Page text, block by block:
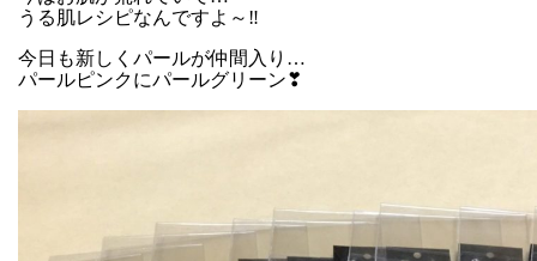
うる肌レシピなんですよ～‼
今日も新しくパールが仲間入り…
パールピンクにパールグリーン❣